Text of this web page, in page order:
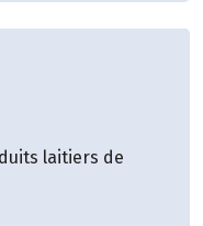
laitiers de